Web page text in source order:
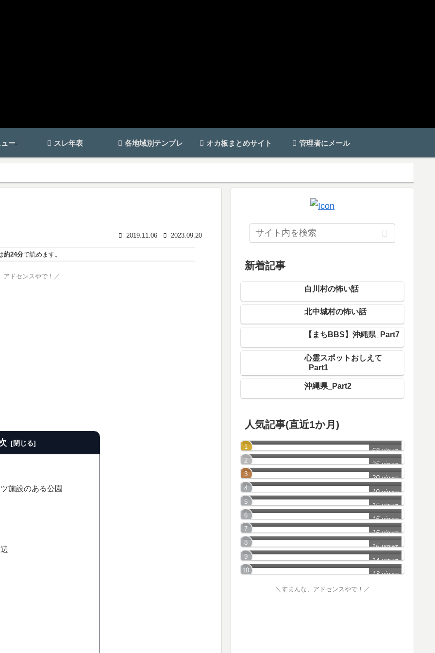
ー スレ年表 各地域別テンプレ オカ板まとめサイト 管理者にメール
2019.11.06 2023.09.20
約24分で読めます。
アドセンスやで！／
施設のある公園
新着記事
白川村の怖い話
北中城村の怖い話
【まちBBS】沖縄県_Part7
心霊スポットおしえて
_Part1
沖縄県_Part2
人気記事(直近1か月)
58 views
和歌山県_Part1
25 views
和歌山県_Part3
20 views
大阪府_Part8
19 views
■■大阪・兵庫の心霊スポット■■
15 views
大阪府_Part33
15 views
大阪府_Part31
15 views
大阪府_Part7
15 views
奈良県_Part2
14 views
兵庫県_Part1
13 views
＼すまんな、アドセンスやで！／